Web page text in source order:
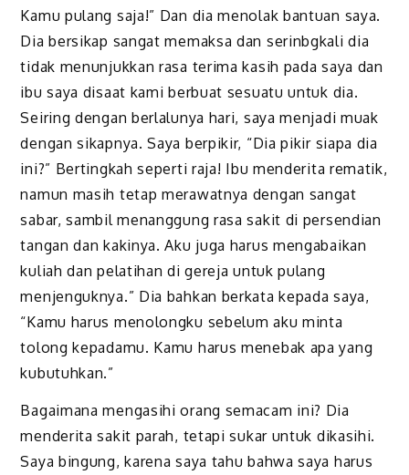
Kamu pulang saja!” Dan dia menolak bantuan saya.
Dia bersikap sangat memaksa dan serinbgkali dia
tidak menunjukkan rasa terima kasih pada saya dan
ibu saya disaat kami berbuat sesuatu untuk dia.
Seiring dengan berlalunya hari, saya menjadi muak
dengan sikapnya. Saya berpikir, “Dia pikir siapa dia
ini?” Bertingkah seperti raja! Ibu menderita rematik,
namun masih tetap merawatnya dengan sangat
sabar, sambil menanggung rasa sakit di persendian
tangan dan kakinya. Aku juga harus mengabaikan
kuliah dan pelatihan di gereja untuk pulang
menjenguknya.” Dia bahkan berkata kepada saya,
“Kamu harus menolongku sebelum aku minta
tolong kepadamu. Kamu harus menebak apa yang
kubutuhkan.”
Bagaimana mengasihi orang semacam ini? Dia
menderita sakit parah, tetapi sukar untuk dikasihi.
Saya bingung, karena saya tahu bahwa saya harus